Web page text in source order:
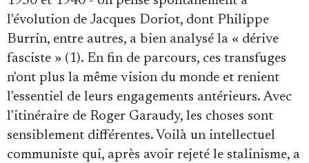
l'évolution de Jacques Doriot, dont Philippe
Burrin, entre autres, a bien analysé la « dérive
fasciste » (1). En fin de parcours, ces transfuges
n'ont plus la même vision du monde et renient
l'essentiel de leurs engagements antérieurs. Avec
l'itinéraire de Roger Garaudy, les choses sont
sensiblement différentes. Voilà un intellectuel
communiste qui, après avoir rejeté le stalinisme, a